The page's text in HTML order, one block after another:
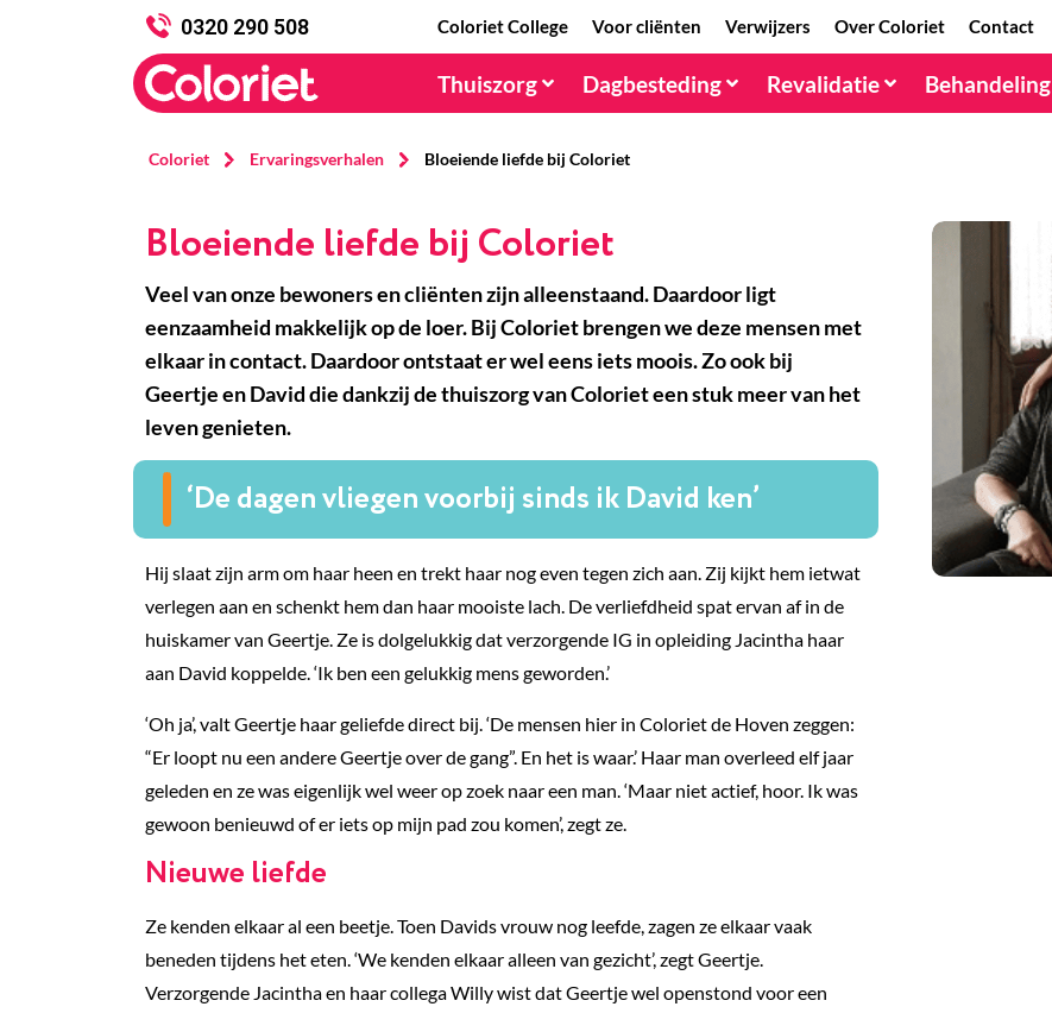
0320 290 508 Coloriet College Voor cliënten Verwijzers Over Coloriet Contact
Thuiszorg Dagbesteding Revalidatie Behandeling
Coloriet Ervaringsverhalen Bloeiende liefde bij Coloriet
Bloeiende liefde bij Coloriet
Veel van onze bewoners en cliënten zijn alleenstaand. Daardoor ligt
eenzaamheid makkelijk op de loer. Bij Coloriet brengen we deze mensen met
elkaar in contact. Daardoor ontstaat er wel eens iets moois. Zo ook bij
Geertje en David die dankzij de thuiszorg van Coloriet een stuk meer van het
leven genieten.
‘De dagen vliegen voorbij sinds ik David ken’
Hij slaat zijn arm om haar heen en trekt haar nog even tegen zich aan. Zij kijkt hem ietwat
verlegen aan en schenkt hem dan haar mooiste lach. De verliefdheid spat ervan af in de
huiskamer van Geertje. Ze is dolgelukkig dat verzorgende IG in opleiding Jacintha haar
aan David koppelde. ‘Ik ben een gelukkig mens geworden.’
‘Oh ja’, valt Geertje haar geliefde direct bij. ‘De mensen hier in Coloriet de Hoven zeggen:
“Er loopt nu een andere Geertje over de gang”. En het is waar.’ Haar man overleed elf jaar
geleden en ze was eigenlijk wel weer op zoek naar een man. ‘Maar niet actief, hoor. Ik was
gewoon benieuwd of er iets op mijn pad zou komen’, zegt ze.
Nieuwe liefde
Ze kenden elkaar al een beetje. Toen Davids vrouw nog leefde, zagen ze elkaar vaak
beneden tijdens het eten. ‘We kenden elkaar alleen van gezicht’, zegt Geertje.
Verzorgende Jacintha en haar collega Willy wist dat Geertje wel openstond voor een